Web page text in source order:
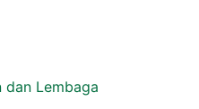
dan Lembaga